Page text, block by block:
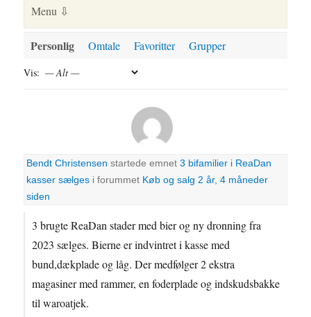
Personlig Omtale Favoritter Grupper
Vis:
Bendt Christensen startede emnet3 bifamilier i ReaDan
kasser sælges i forummet Køb og salg 2 år, 4 måneder
siden
3 brugte ReaDan stader med bier og ny dronning fra
2023 sælges. Bierne er indvintret i kasse med
bund,dækplade og låg. Der medfølger 2 ekstra
magasiner med rammer, en foderplade og indskudsbakke
til waroatjek.